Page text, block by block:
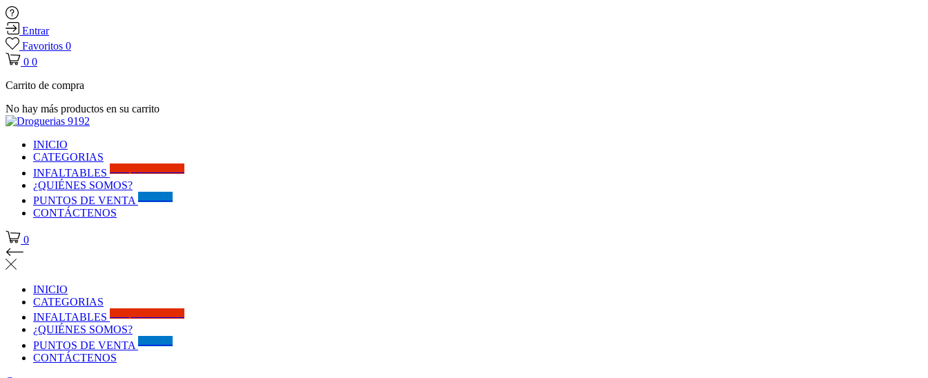
Entrar
Favoritos 0
0 0
Carrito de compra
No hay más productos en su carrito
INICIO
CATEGORIAS
INFALTABLES
¿QUIÉNES SOMOS?
PUNTOS DE VENTA
CONTÁCTENOS
0
INICIO
CATEGORIAS
INFALTABLES
¿QUIÉNES SOMOS?
PUNTOS DE VENTA
CONTÁCTENOS